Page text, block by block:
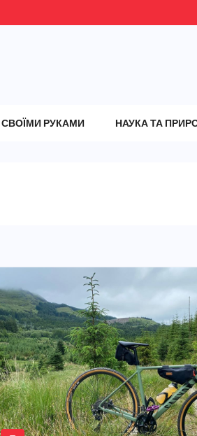
СВОЇМИ РУКАМИ НАУКА ТА